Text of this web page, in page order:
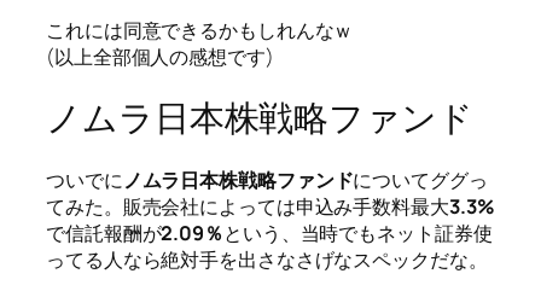
これには同意できるかもしれんなｗ
(以上全部個人の感想です)
ノムラ日本株戦略ファンド
ついでにノムラ日本株戦略ファンドについてググっ
てみた。販売会社によっては申込み手数料最大3.3%
で信託報酬が2.09％という、当時でもネット証券使
ってる人なら絶対手を出さなさげなスペックだな。